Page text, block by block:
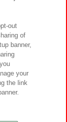
お問い合わせ
out
of
banner,
your
the link